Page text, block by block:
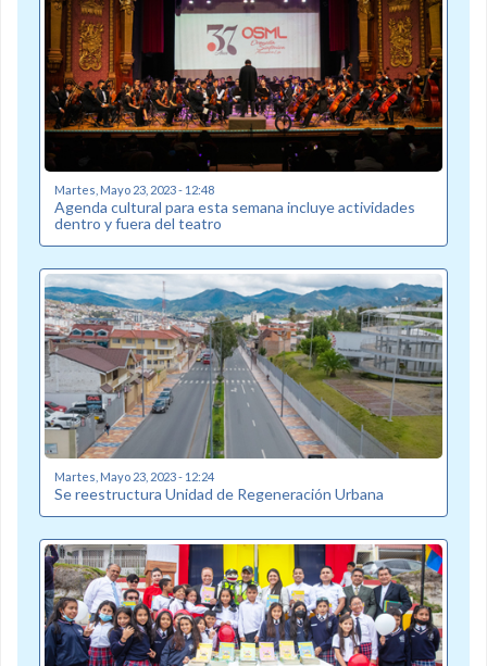
Martes, Mayo 23, 2023 - 12:48
Agenda cultural para esta semana incluye actividades
dentro y fuera del teatro
Martes, Mayo 23, 2023 - 12:24
Se reestructura Unidad de Regeneración Urbana